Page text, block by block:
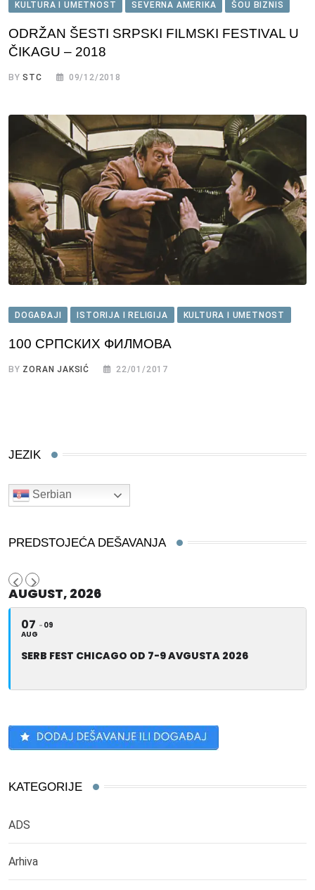
KULTURA I UMETNOST SEVERNA AMERIKA ŠOU BIZNIS
ODRŽAN ŠESTI SRPSKI FILMSKI FESTIVAL U
ČIKAGU – 2018
BYSTC 09/12/2018
DOGAĐAJI ISTORIJA I RELIGIJA KULTURA I UMETNOST
100 СРПСКИХ ФИЛМОВА
BY ZORAN JAKSIĆ 22/01/2017
JEZIK
Serbian
PREDSTOJEĆA DEŠAVANJA
AUGUST, 2026
07
AUG
09
SERB FEST CHICAGO OD 7-9 AVGUSTA 2026
KATEGORIJE
ADS
Arhiva